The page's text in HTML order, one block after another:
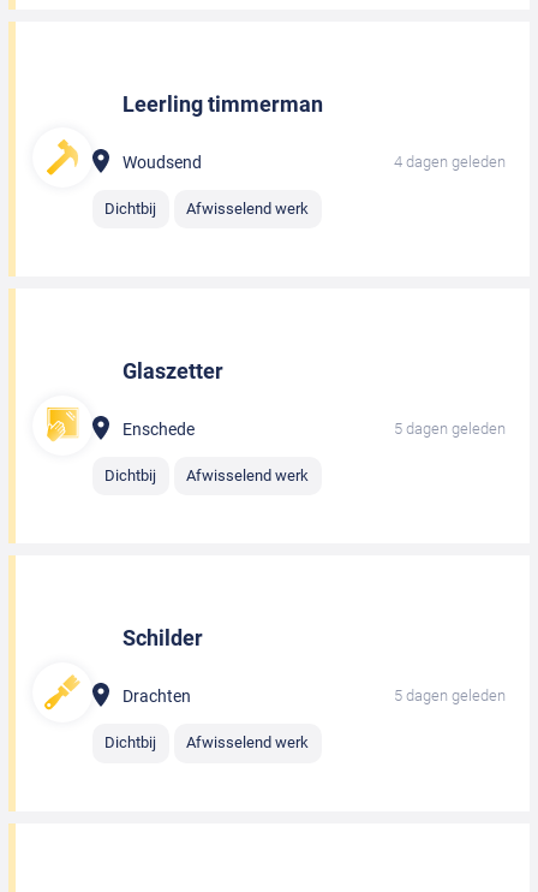
Leerling timmerman
Woudsend 4 dagen geleden
Dichtbij Afwisselend werk
Glaszetter
Enschede 5 dagen geleden
Dichtbij Afwisselend werk
Schilder
Drachten 5 dagen geleden
Dichtbij Afwisselend werk